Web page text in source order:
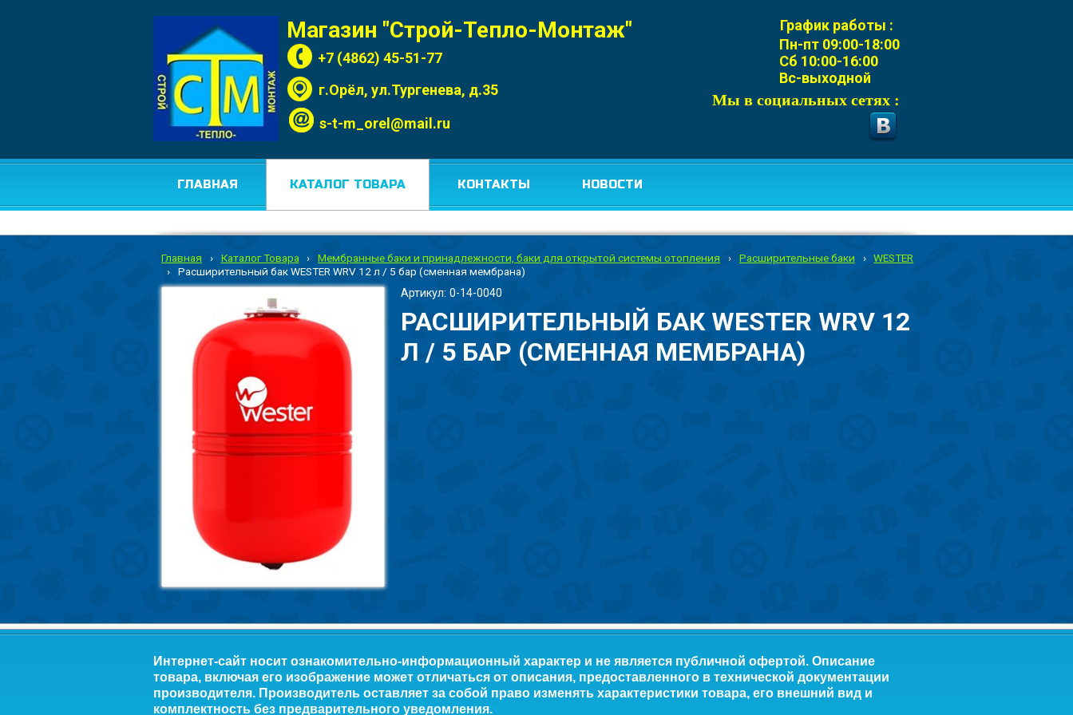
Магазин "Строй-Тепло-Монтаж"
+7 (4862) 45-51-77
г.Орёл, ул.Тургенева, д.35
s-t-m_orel@mail.ru
Мы в социальных сетях :
График работы :
Пн-пт 09:00-18:00
Сб 10:00-16:00
Вс-выходной
ГЛАВНАЯ КАТАЛОГ ТОВАРА КОНТАКТЫ НОВОСТИ
Главная › Каталог Товара › Мембранные баки и принадлежности, баки для открытой системы отопления › Расширительные баки ›
WESTER
›
Расширительный бак WESTER WRV 12 л / 5 бар (сменная мембрана)
Артикул: 0-14-0040
РАСШИРИТЕЛЬНЫЙ БАК WESTER WRV 12
Л / 5 БАР (СМЕННАЯ МЕМБРАНА)
Интернет-сайт носит ознакомительно-информационный характер и не является публичной офертой. Описание
товара, включая его изображение может отличаться от описания, предоставленного в технической документации
производителя. Производитель оставляет за собой право изменять характеристики товара, его внешний вид и
комплектность без предварительного уведомления.